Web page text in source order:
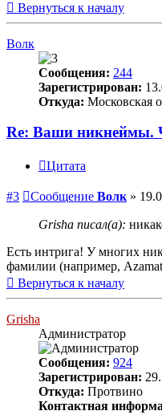
Вернуться к началу
Волк
Сообщения: 244
Зарегистрирован:
Откуда: Московская
Re: Ваши никнеймы.
Цитата
#3 Сообщение Волк »
Grisha писал(а):
Есть интрига! У многих
фамилии (например,
Вернуться к началу
Grisha
Администратор
Сообщения: 924
Зарегистрирован:
Откуда: Протвино
Контактная